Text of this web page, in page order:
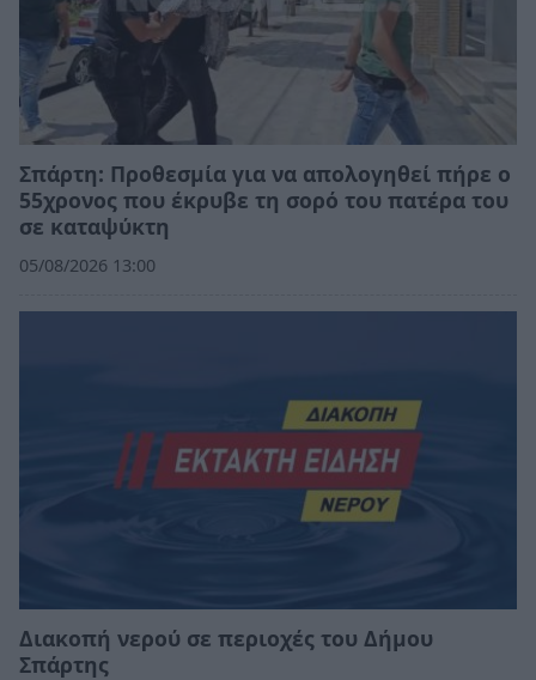
Σπάρτη: Προθεσμία για να απολογηθεί πήρε ο
55χρονος που έκρυβε τη σορό του πατέρα του
σε καταψύκτη
05/08/2026 13:00
Διακοπή νερού σε περιοχές του Δήμου
Σπάρτης